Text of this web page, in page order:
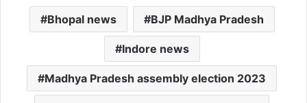
Bhopal news BJP Madhya Pradesh
Indore news
Madhya Pradesh assembly election 2023